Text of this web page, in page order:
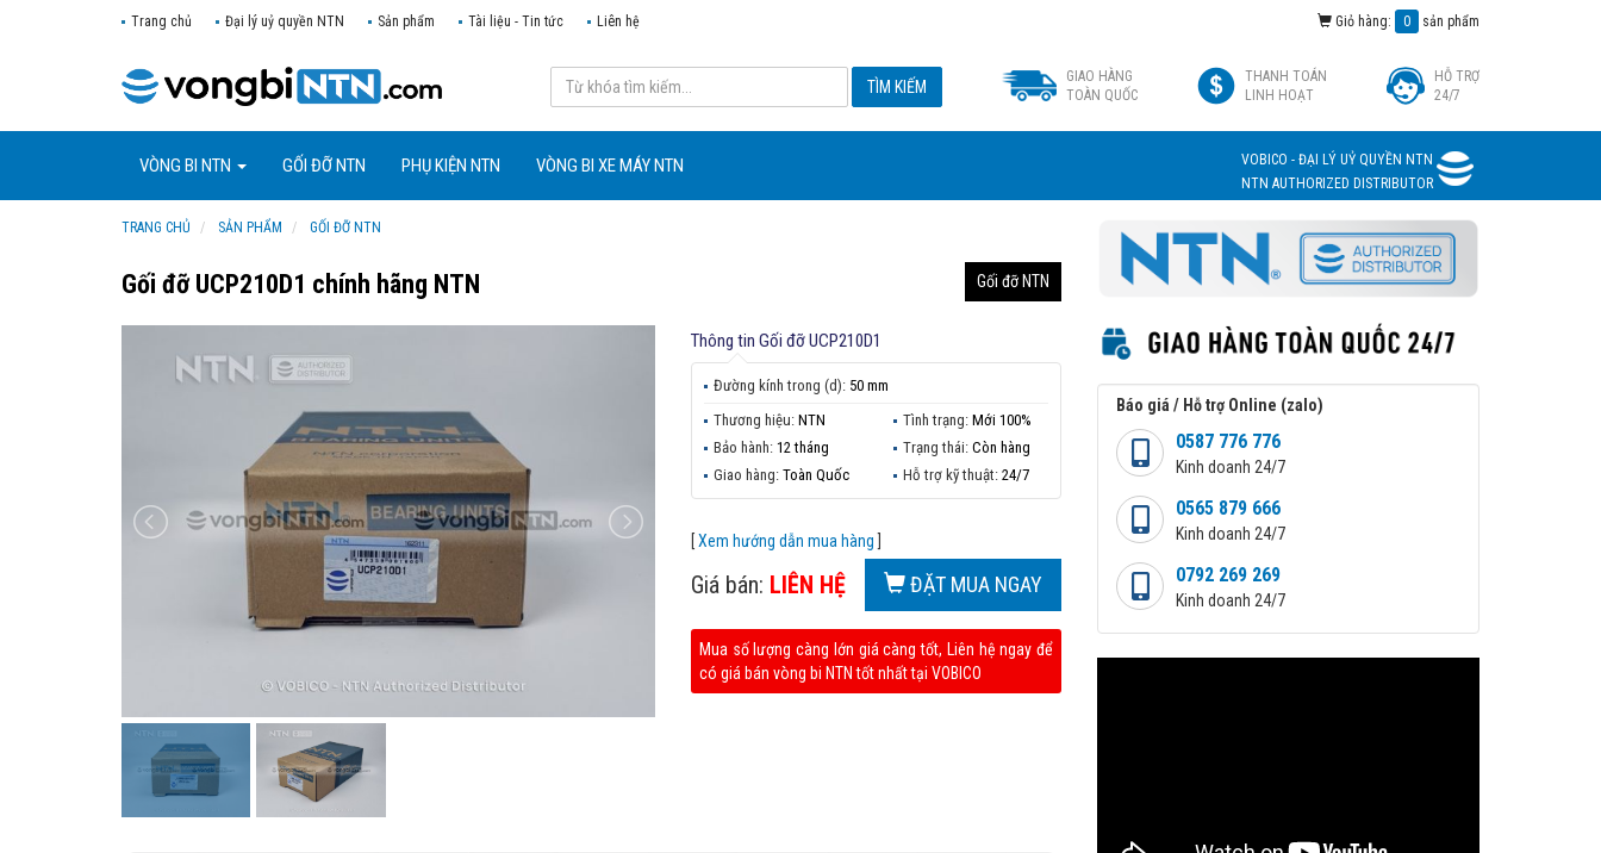
Trang chủ Đại lý uỷ quyền NTN Sản phẩm Tài liệu - Tin tức Liên hệ Giỏ hàng: 0 sản phẩm
GIAO HÀNG
TOÀN QUỐC
THANH TOÁN
LINH HOẠT
HỖ TRỢ
24/7
VÒNG BI NTN GỐI ĐỠ NTN PHỤ KIỆN NTN VÒNG BI XE MÁY NTN
VOBICO - ĐẠI LÝ UỶ QUYỀN NTN
NTN AUTHORIZED DISTRIBUTOR
TRANG CHỦ SẢN PHẨM GỐI ĐỠ NTN
Gối đỡ UCP210D1 chính hãng NTN Gối đỡ NTN
Thông tin Gối đỡ UCP210D1
Đường kính trong (d): 50 mm
Thương hiệu: NTN Tình trạng:Mới 100%
Bảo hành: 12 tháng Trạng thái:Còn hàng
Giao hàng: Toàn Quốc Hỗ trợ kỹ thuật:24/7
[Xem hướng dẫn mua hàng
Giá bán: LIÊN HỆ ĐẶT MUA NGAY
Mua số lượng càng lớn giá càng tốt, Liên hệ ngay để
có giá bán vòng bi NTN tốt nhất tại VOBICO
Báo giá / Hỗ trợ Online (zalo)
0587 776 776
Kinh doanh 24/7
0565 879 666
Kinh doanh 24/7
0792 269 269
Kinh doanh 24/7